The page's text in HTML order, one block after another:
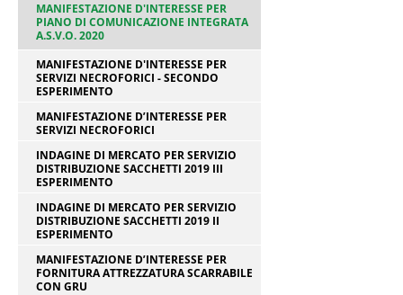
MANIFESTAZIONE D'INTERESSE PER
PIANO DI COMUNICAZIONE INTEGRATA
A.S.V.O. 2020
MANIFESTAZIONE D'INTERESSE PER
SERVIZI NECROFORICI - SECONDO
ESPERIMENTO
MANIFESTAZIONE D’INTERESSE PER
SERVIZI NECROFORICI
INDAGINE DI MERCATO PER SERVIZIO
DISTRIBUZIONE SACCHETTI 2019 III
ESPERIMENTO
INDAGINE DI MERCATO PER SERVIZIO
DISTRIBUZIONE SACCHETTI 2019 II
ESPERIMENTO
MANIFESTAZIONE D’INTERESSE PER
FORNITURA ATTREZZATURA SCARRABILE
CON GRU